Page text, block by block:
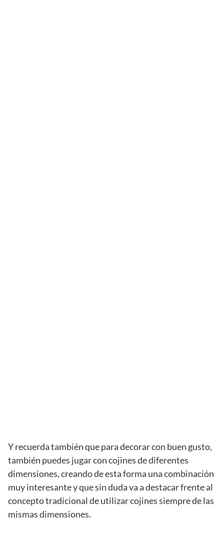
Y recuerda también que para decorar con buen gusto,
también puedes jugar con cojines de diferentes
dimensiones, creando de esta forma una combinación
muy interesante y que sin duda va a destacar frente al
concepto tradicional de utilizar cojines siempre de las
mismas dimensiones.